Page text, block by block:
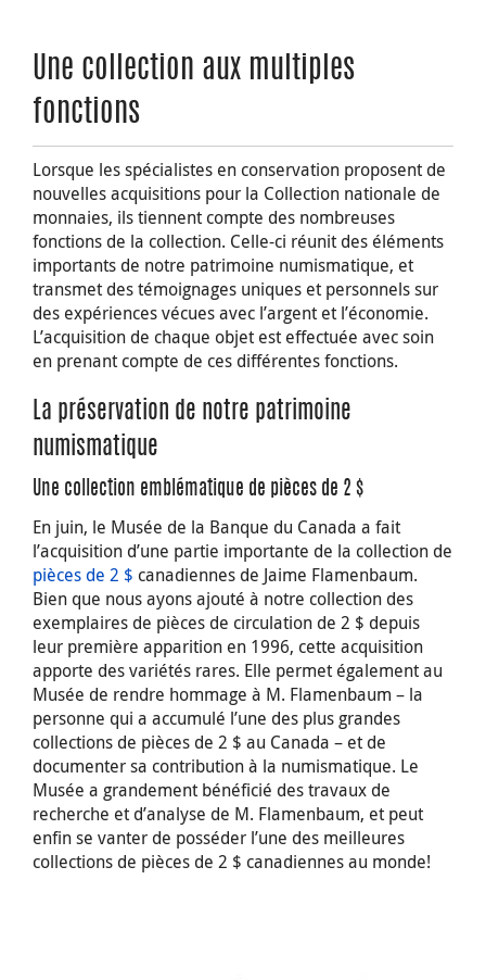
Une collection aux multiples
fonctions
Lorsque les spécialistes en conservation proposent de
nouvelles acquisitions pour la Collection nationale de
monnaies, ils tiennent compte des nombreuses
fonctions de la collection. Celle-ci réunit des éléments
importants de notre patrimoine numismatique, et
transmet des témoignages uniques et personnels sur
des expériences vécues avec l’argent et l’économie.
L’acquisition de chaque objet est effectuée avec soin
en prenant compte de ces différentes fonctions.
La préservation de notre patrimoine
numismatique
Une collection emblématique de pièces de 2 $
En juin, le Musée de la Banque du Canada a fait
l’acquisition d’une partie importante de la collection de
pièces de 2 $ canadiennes de Jaime Flamenbaum.
Bien que nous ayons ajouté à notre collection des
exemplaires de pièces de circulation de 2 $ depuis
leur première apparition en 1996, cette acquisition
apporte des variétés rares. Elle permet également au
Musée de rendre hommage à M. Flamenbaum – la
personne qui a accumulé l’une des plus grandes
collections de pièces de 2 $ au Canada – et de
documenter sa contribution à la numismatique. Le
Musée a grandement bénéficié des travaux de
recherche et d’analyse de M. Flamenbaum, et peut
enfin se vanter de posséder l’une des meilleures
collections de pièces de 2 $ canadiennes au monde!